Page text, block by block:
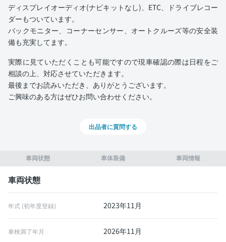
車両状態 車体装備 車両情報
車両状態
年式 (初年度登録) 2023年11月
車検満了年月 2026年11月
ディスプレイオーディオ(ナビキットなし)、ETC、ドライブレコー
ダーもついています。
バックモニター、コーナーセンサー、オートクルーズ等の安全装
備も充実してます。
実際に見ていただくことも可能ですので現車確認の際は日程をご
相談の上、対応させていただきます。
最後までお読みいただき、ありがとうございます。
ご興味のある方はぜひお問い合わせください。
出品者に質問する